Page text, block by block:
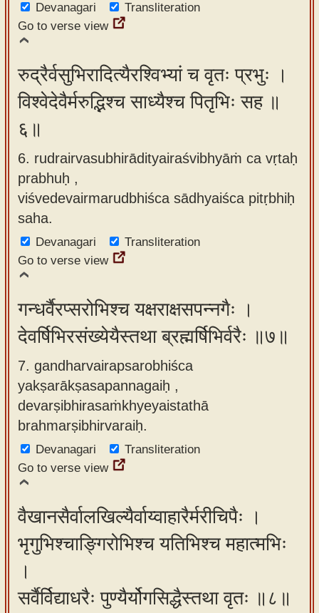
Devanagari
Transliteration
Go to verse view
रुद्रैर्वसुभिरादित्यैरश्विभ्यां च वृतः प्रभुः ।
विश्वेदेवैर्मरुद्भिश्च साध्यैश्च पितृभिः सह ॥
६॥
6. rudrairvasubhirādityairaśvibhyāṁ ca vṛtaḥ
prabhuḥ ,
viśvedevairmarudbhiśca sādhyaiśca pitṛbhiḥ
saha.
Devanagari
Transliteration
Go to verse view
गन्धर्वैरप्सरोभिश्च यक्षराक्षसपन्नगैः ।
देवर्षिभिरसंख्येयैस्तथा ब्रह्मर्षिभिर्वरैः ॥७॥
7. gandharvairapsarobhiśca
yakṣarākṣasapannagaiḥ ,
devarṣibhirasaṁkhyeyaistathā
brahmarṣibhirvaraiḥ.
Devanagari
Transliteration
Go to verse view
वैखानसैर्वालखिल्यैर्वाय्वाहारैर्मरीचिपैः ।
भृगुभिश्चाङ्गिरोभिश्च यतिभिश्च महात्मभिः
।
सर्वैर्विद्याधरैः पुण्यैर्योगसिद्धैस्तथा वृतः ॥८॥